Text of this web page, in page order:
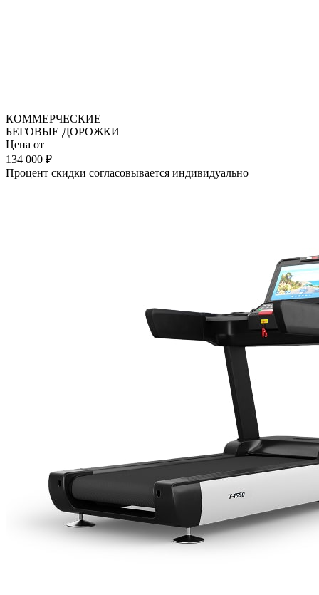
КОММЕРЧЕСКИЕ
БЕГОВЫЕ ДОРОЖКИ
Цена от
134 000 ₽
Процент скидки согласовывается индивидуально